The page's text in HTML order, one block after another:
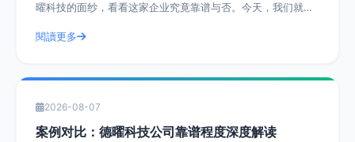
曜科技的面纱，看看这家企业究竟靠谱与否。今天，我们就通
閱讀更多
2026-08-07
案例对比：德曜科技公司靠谱程度深度解读